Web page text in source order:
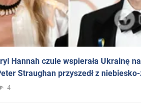
Hannah czule wspierała Ukrainę
Straughan przyszedł z
4